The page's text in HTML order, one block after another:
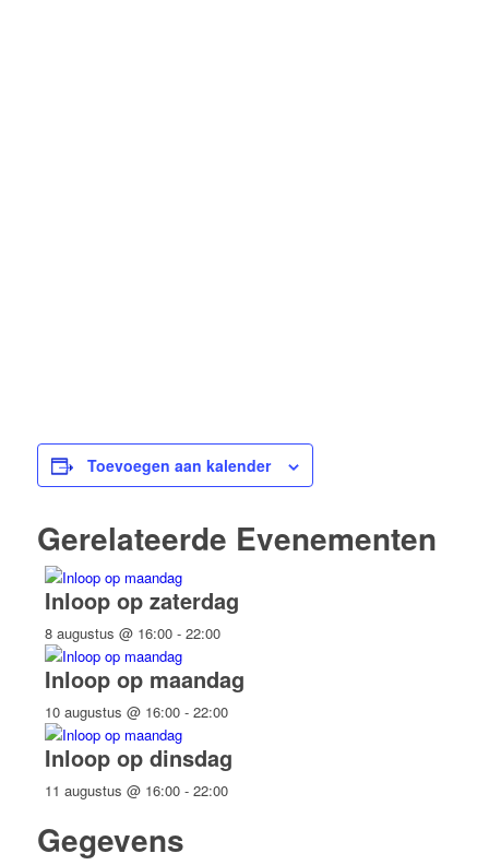
Toevoegen aan kalender
Gerelateerde Evenementen
Inloop op zaterdag
8 augustus @ 16:00- 22:00
Inloop op maandag
10 augustus @ 16:00- 22:00
Inloop op dinsdag
11 augustus @ 16:00- 22:00
Gegevens